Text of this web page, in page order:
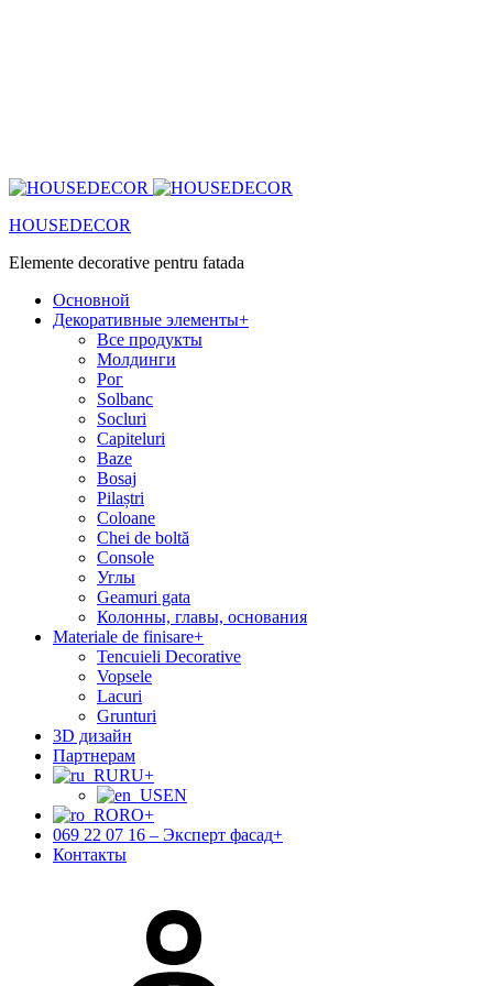
HOUSEDECOR
Elemente decorative pentru fatada
Основной
Декоративные элементы+
Все продукты
Молдинги
Рог
Solbanc
Socluri
Capiteluri
Baze
Bosaj
Pilaștri
Coloane
Chei de boltă
Console
Углы
Geamuri gata
Колонны, главы, основания
Materiale de finisare+
Tencuieli Decorative
Vopsele
Lacuri
Grunturi
3D дизайн
Партнерам
RU+
EN
RO+
069 22 07 16 – Эксперт фасад+
Контакты